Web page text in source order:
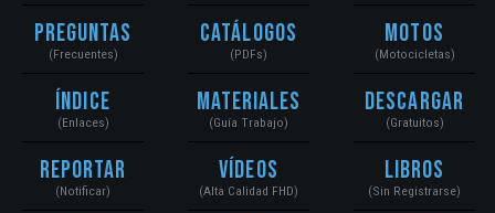
Preguntas
(Frecuentes)
Índice
(Enlaces)
Reportar
(Notificar)
Catálogos
(PDFs)
Materiales
(Guía Trabajo)
Vídeos
(Alta Calidad FHD)
Motos
(Motocicletas)
Descargar
(Gratuitos)
Libros
(Sin Registrarse)